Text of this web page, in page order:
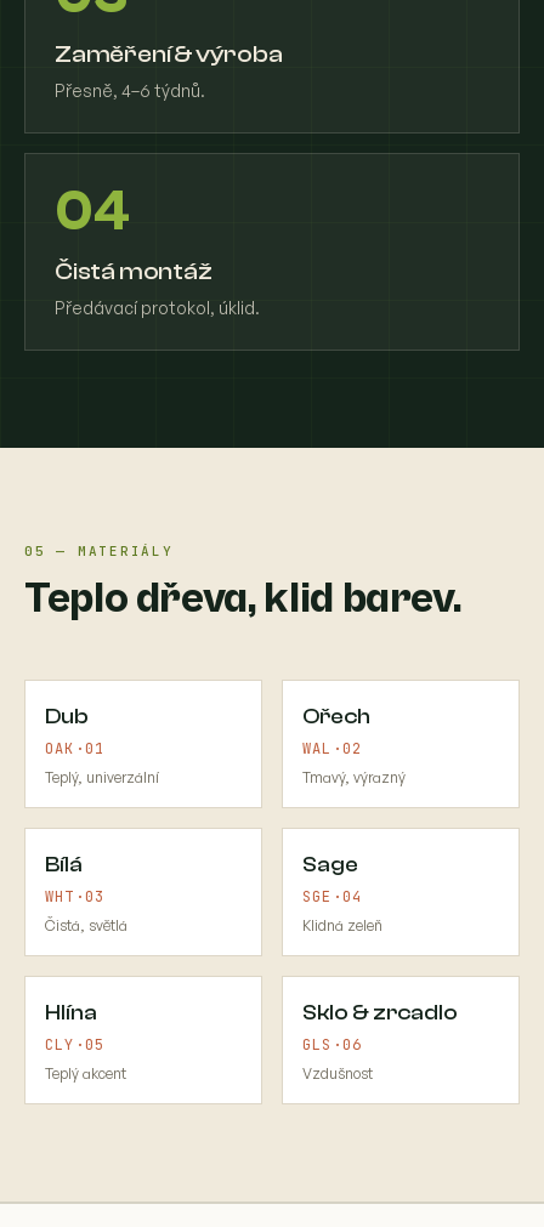
Zaměření & výroba
Přesně, 4–6 týdnů.
04
Čistá montáž
Předávací protokol, úklid.
05 — MATERIÁLY
Teplo dřeva, klid barev.
Dub
OAK·01
Teplý, univerzální
Ořech
WAL·02
Tmavý, výrazný
Bílá
WHT·03
Čistá, světlá
Sage
SGE·04
Klidná zeleň
Hlína
CLY·05
Teplý akcent
Sklo & zrcadlo
GLS·06
Vzdušnost